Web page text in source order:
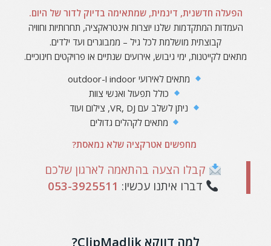
הפעלה חדשנית, דינמית, שמתאימה בדיוק לדור של היום.
העמדות המתקדמות שלנו יוצרות אינטראקציה, תחרותיות וחוויה
קבוצתית מושלמת לכל גיל – ממבוגרים ועד ילדים.
מתאים לקייטנות, ימי גיבוש, אירועים שנתיים או פרויקטים חינוכיים.
מתאים לאירועי indoor ו-outdoor
כולל תפעול ואנשי צוות
ניתן לשלב עם VR, DJ, צילום ועוד
מתאים לקהלים גדולים
מחפשים אטרקציה שלא נמאסת?
קבלו הצעה בהתאמה לארגון שלכם
דברו איתנו עכשיו: 053-3925511
למה דווקא ClipMadlik?